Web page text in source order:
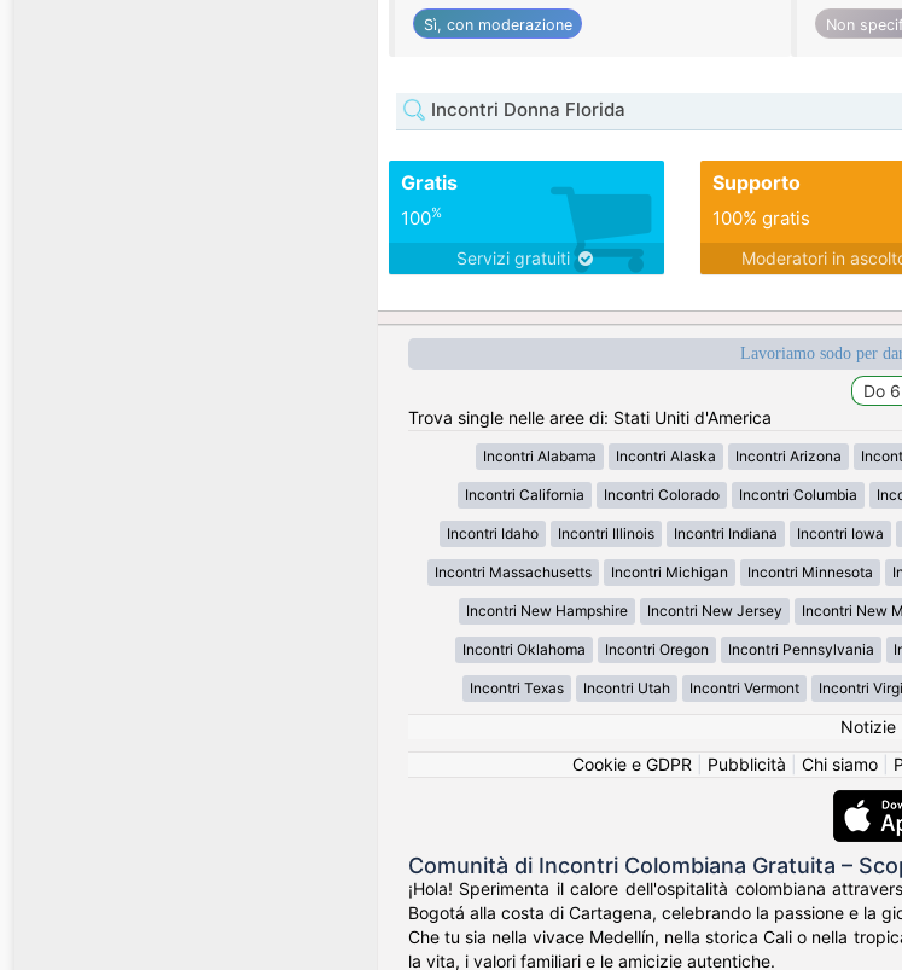
Sì, con moderazione Non
Incontri Donna Florida
Gratis
100%
Servizi gratuiti
Supporto
100% gratis
Moderatori in
Lavoriamo sodo per
Trova single nelle aree di: Stati Uniti d'America
Incontri Alabama Incontri Alaska Incontri Arizona
Incontri California Incontri Colorado Incontri Columbia
Incontri Idaho Incontri Illinois Incontri Indiana Incontri Iowa
Incontri Massachusetts Incontri Michigan Incontri Minnesota
Incontri New Hampshire Incontri New Jersey Incontri New
Incontri Oklahoma Incontri Oregon Incontri Pennsylvania
Incontri Texas Incontri Utah Incontri Vermont Incontri
Notizie|
Cookie e GDPR
Pubblicità Chi siamo
Comunità di Incontri Colombiana Gratuita –
¡Hola! Sperimenta il calore dell'ospitalità colombiana
Bogotá alla costa di Cartagena, celebrando la passione e la
Che tu sia nella vivace Medellín, nella storica Cali o nella
la vita, i valori familiari e le amicizie autentiche.